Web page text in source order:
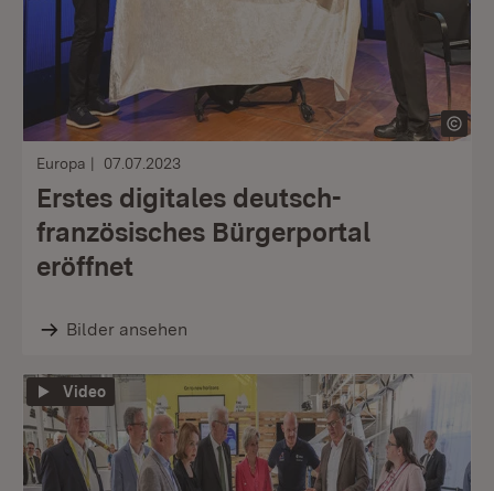
Europa 07.07.2023
Erstes digitales deutsch-
französisches Bürgerportal
eröffnet
Bilder ansehen
Video